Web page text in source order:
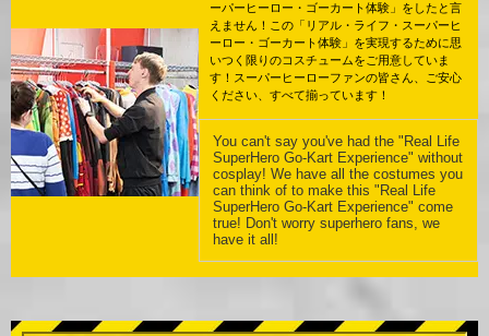
ーパーヒーロー・ゴーカート体験」をしたと言
えません！この「リアル・ライフ・スーパーヒ
ーロー・ゴーカート体験」を実現するために思
いつく限りのコスチュームをご用意していま
す！スーパーヒーローファンの皆さん、ご安心
ください、すべて揃っています！
You can't say you've had the "Real Life
SuperHero Go-Kart Experience" without
cosplay! We have all the costumes you
can think of to make this "Real Life
SuperHero Go-Kart Experience" come
true! Don't worry superhero fans, we
have it all!